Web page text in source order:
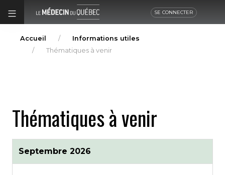
SE CONNECTER
Accueil
Informations utiles
Thématiques à venir
Thématiques à venir
Septembre 2026